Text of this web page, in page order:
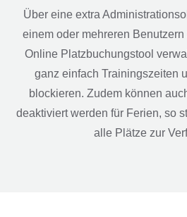
Über eine extra
einem oder mehreren
Online Platzbuchungstool
ganz einfach Trainingszeiten
blockieren. Zudem können
deaktiviert werden für Ferien, so
alle Plätze zur